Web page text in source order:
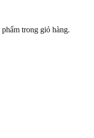
trong giỏ hàng.